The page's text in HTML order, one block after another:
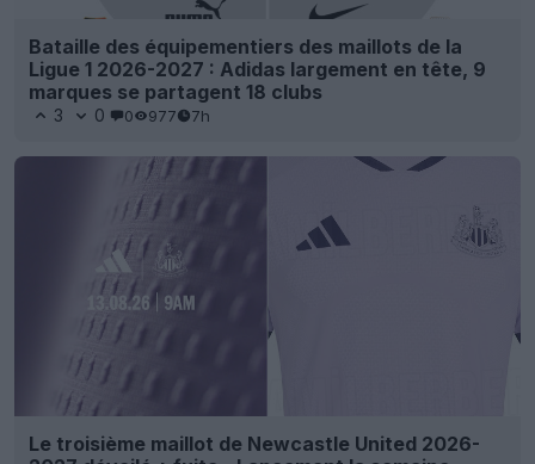
Bataille des équipementiers des maillots de la
Ligue 1 2026-2027 : Adidas largement en tête, 9
marques se partagent 18 clubs
3 0 0 977 7h
Le troisième maillot de Newcastle United 2026-